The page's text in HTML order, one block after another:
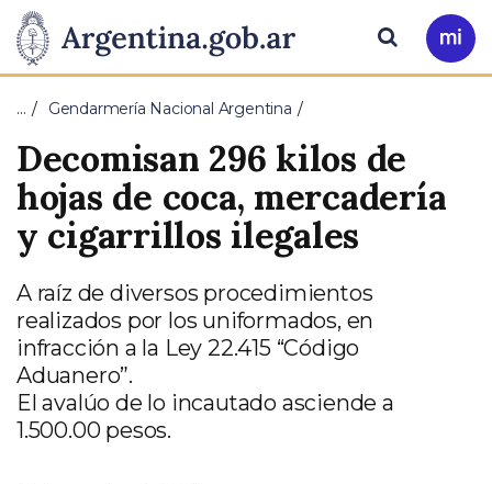
Presidencia
de
la
Nación
Pasar al contenido principal
Ir
a
Buscar
… Gendarmería Nacional Argentina
Decomisan 296 kilos de
hojas de coca, mercadería
y cigarrillos ilegales
A raíz de diversos procedimientos
realizados por los uniformados, en
infracción a la Ley 22.415 “Código
Aduanero”.
El avalúo de lo incautado asciende a
1.500.00 pesos.